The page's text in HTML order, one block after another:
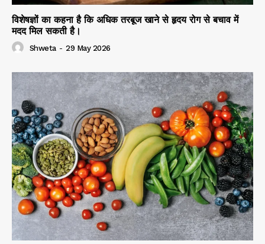
विशेषज्ञों का कहना है कि अधिक तरबूज खाने से हृदय रोग से बचाव में
मदद मिल सकती है।
Shweta - 29 May 2026